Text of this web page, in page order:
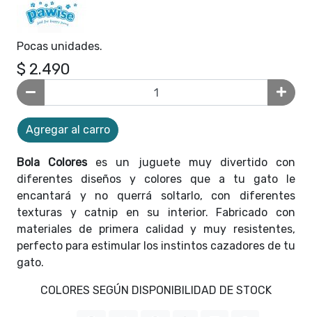
Pocas unidades.
$ 2.490
Agregar al carro
Bola Colores es un juguete muy divertido con
diferentes diseños y colores que a tu gato le
encantará y no querrá soltarlo, con diferentes
texturas y catnip en su interior. Fabricado con
materiales de primera calidad y muy resistentes,
perfecto para estimular los instintos cazadores de tu
gato.
COLORES SEGÚN DISPONIBILIDAD DE STOCK